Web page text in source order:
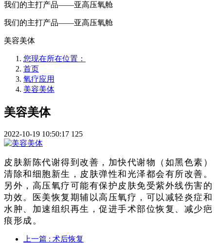
我们的主打产品——亚高压氧舱
我们的主打产品——亚高压氧舱
美容美体
您现在所在位置：
首页
氧疗应用
美容美体
美容美体
2022-10-19 10:50:17 125
皮肤新陈代谢得到改善，加快代谢物（如黑色素）
清除和细胞新生，皮肤弹性和光泽都会有所改善。
另外，高压氧疗可能有保护皮肤免受紫外线伤害的
功效。医美恢复期辅以高压氧疗，可以减轻炎症和
水肿、加速组织再生，促进手术部位恢复、减少疤
痕形成。
上一篇 : 术后恢复